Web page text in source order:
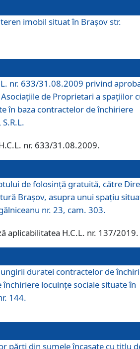
imobil situat în Brașov str.
nr. 633/31.08.2009 privind
de Proprietari a spațiilor
în baza contractelor de închiriere
nr. 633/31.08.2009.
de folosinţă gratuită, către
Braşov, asupra unui spaţiu
nr. 23, cam. 303.
aplicabilitatea H.C.L. nr. 137/2019.
duratei contractelor de
locuinţe sociale situate în
144.
părți din sumele încasate cu titlu